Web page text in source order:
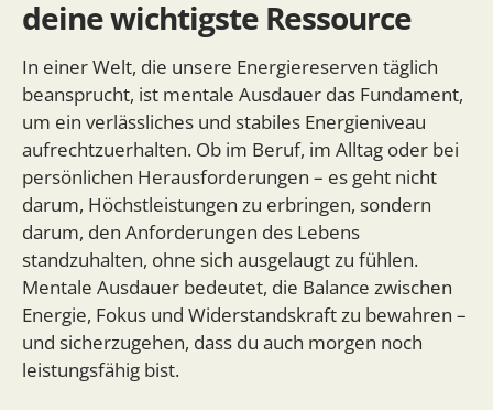
deine wichtigste Ressource
In einer Welt, die unsere Energiereserven täglich
beansprucht, ist mentale Ausdauer das Fundament,
um ein verlässliches und stabiles Energieniveau
aufrechtzuerhalten. Ob im Beruf, im Alltag oder bei
persönlichen Herausforderungen – es geht nicht
darum, Höchstleistungen zu erbringen, sondern
darum, den Anforderungen des Lebens
standzuhalten, ohne sich ausgelaugt zu fühlen.
Mentale Ausdauer bedeutet, die Balance zwischen
Energie, Fokus und Widerstandskraft zu bewahren –
und sicherzugehen, dass du auch morgen noch
leistungsfähig bist.